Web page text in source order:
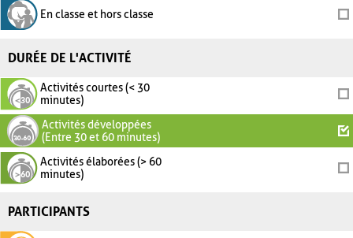
En classe et hors classe
DURÉE DE L'ACTIVITÉ
Activités courtes (< 30
minutes)
Activités développées
(Entre 30 et 60 minutes)
Activités élaborées (> 60
minutes)
PARTICIPANTS